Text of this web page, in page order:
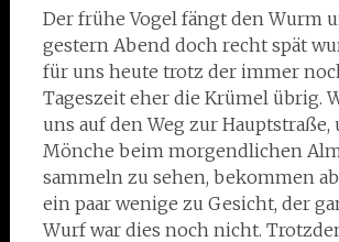
Der frühe Vogel fängt den Wurm
gestern Abend doch recht spät
für uns heute trotz der immer
Tageszeit eher die Krümel übrig.
uns auf den Weg zur Hauptstraße,
Mönche beim morgendlichen
sammeln zu sehen, bekommen
ein paar wenige zu Gesicht, der
Wurf war dies noch nicht.